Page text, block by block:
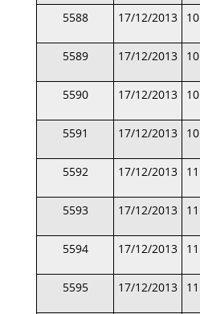
5588 17/12/2013
5589 17/12/2013
5590 17/12/2013
5591 17/12/2013
5592 17/12/2013
5593 17/12/2013
5594 17/12/2013
5595 17/12/2013